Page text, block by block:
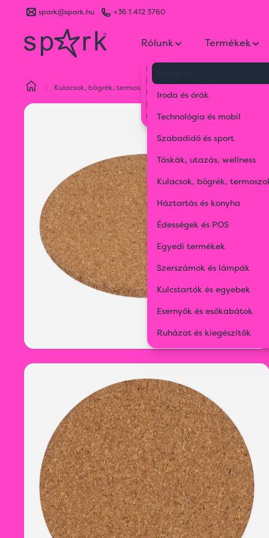
spark@spark.hu +36 1 412 3760
Rólunk
Kik vagyunk
Kapcsolat
Blog
Karrier
Gyakran Ismételt Kérdések
Termékek
Iroda és órák
Technológia és mobil
Szabadidő és sport
Táskák, utazás, wellness
Kulacsok, bögrék,
Háztartás és konyha
Édességek és POS
Egyedi termékek
Szerszámok és lámpák
Kulcstartók és egyebek
Esernyők és esőkabátok
Ruházat és kiegészítők
Kulacsok, bögrék, termoszok